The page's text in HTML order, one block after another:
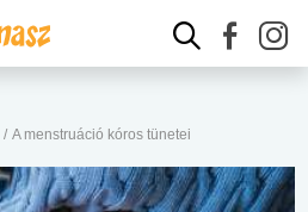
/ A menstruáció kóros tünetei